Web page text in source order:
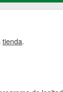
tienda.